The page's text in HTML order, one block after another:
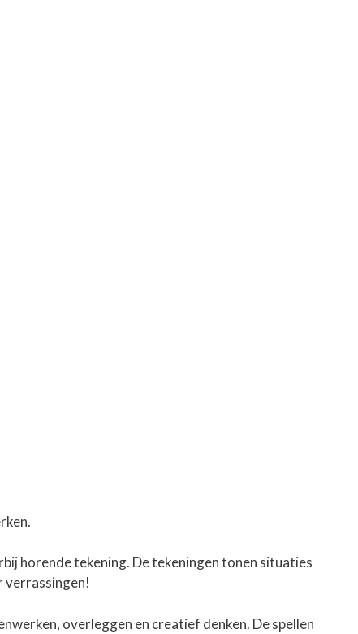
horende tekening. De tekeningen tonen situaties
verrassingen!
overleggen en creatief denken. De spellen